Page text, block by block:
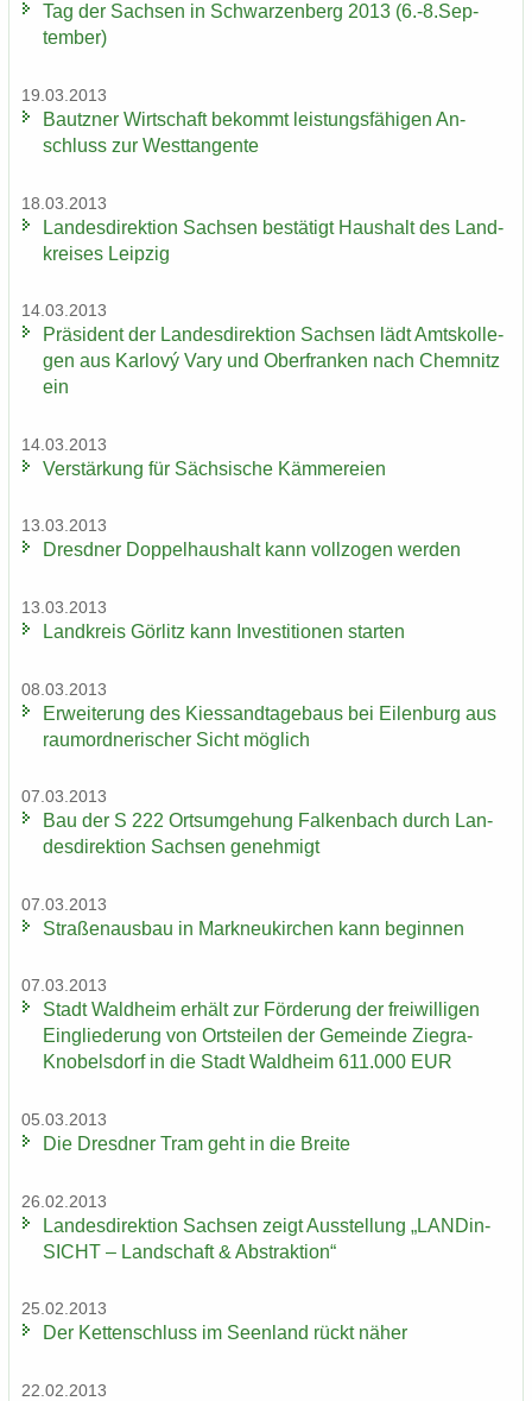
Tag der Sach­sen in Schwar­zen­berg 2013 (6.-8.Sep­
tem­ber)
19.03.2013
Bautz­ner Wirt­schaft be­kommt leis­tungs­fä­hi­gen An­
schluss zur West­tan­gen­te
18.03.2013
Lan­des­di­rek­ti­on Sach­sen be­stä­tigt Haus­halt des Land­
krei­ses Leip­zig
14.03.2013
Prä­si­dent der Lan­des­di­rek­ti­on Sach­sen lädt Amts­kol­le­
gen aus Karlový Vary und Ober­fran­ken nach Chem­nitz
ein
14.03.2013
Ver­stär­kung für Säch­si­sche Käm­me­rei­en
13.03.2013
Dresd­ner Dop­pel­haus­halt kann voll­zo­gen wer­den
13.03.2013
Land­kreis Gör­litz kann In­ves­ti­tio­nen star­ten
08.03.2013
Er­wei­te­rung des Kies­sand­ta­ge­baus bei Ei­len­burg aus
raum­ord­ne­ri­scher Sicht mög­lich
07.03.2013
Bau der S 222 Orts­um­ge­hung Fal­ken­bach durch Lan­
des­di­rek­ti­on Sach­sen ge­neh­migt
07.03.2013
Stra­ßen­aus­bau in Mark­neu­kir­chen kann be­gin­nen
07.03.2013
Stadt Wald­heim er­hält zur För­de­rung der frei­wil­li­gen
Ein­glie­de­rung von Orts­tei­len der Ge­mein­de Ziegra-​
Knobelsdorf in die Stadt Wald­heim 611.000 EUR
05.03.2013
Die Dresd­ner Tram geht in die Brei­te
26.02.2013
Lan­des­di­rek­ti­on Sach­sen zeigt Aus­stel­lung „LAN­Din­
SICHT – Land­schaft & Abs­trak­ti­on“
25.02.2013
Der Ket­ten­schluss im Se­en­land rückt näher
22.02.2013